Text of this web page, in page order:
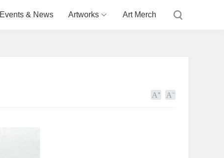
Events & News Artworks Art Merch